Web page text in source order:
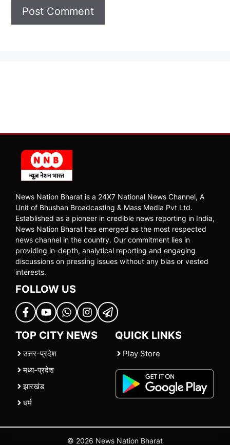
News Nation Bharat is a 24X7 National News Channel, A
Unit of Bhushan Broadcasting & Mass Media Pvt Ltd.
Established as a pioneer in credible news reporting in India,
News Nation Bharat has emerged as the most respected
news channel in the country. Our commitment lies in
providing in-depth, analytical reporting and engaging
discussions on pressing issues without any bias or vested
interests.
FOLLOW US
TOP CITY NEWS
उत्तर-प्रदेश
मध्य-प्रदेश
झारखंड
धर्म
QUICK LINKS
Play Store
© 2026 News Nation Bharat